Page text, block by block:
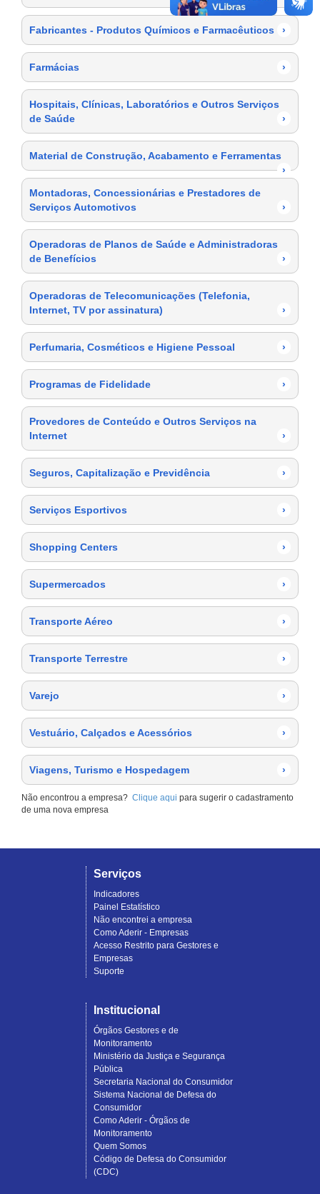
Fabricantes - Produtos Químicos e Farmacêuticos ›
Farmácias ›
Hospitais, Clínicas, Laboratórios e Outros Serviços
de Saúde
›
Material de Construção, Acabamento e Ferramentas
›
Montadoras, Concessionárias e Prestadores de
Serviços Automotivos
›
Operadoras de Planos de Saúde e Administradoras
de Benefícios
›
Operadoras de Telecomunicações (Telefonia,
Internet, TV por assinatura)
›
Perfumaria, Cosméticos e Higiene Pessoal ›
Programas de Fidelidade ›
Provedores de Conteúdo e Outros Serviços na
Internet
›
Seguros, Capitalização e Previdência ›
Serviços Esportivos ›
Shopping Centers ›
Supermercados ›
Transporte Aéreo ›
Transporte Terrestre ›
Varejo ›
Vestuário, Calçados e Acessórios ›
Viagens, Turismo e Hospedagem ›
Não encontrou a empresa? Clique aqui para sugerir o cadastramento
de uma nova empresa
Serviços
Indicadores
Painel Estatístico
Não encontrei a empresa
Como Aderir - Empresas
Acesso Restrito para Gestores e
Empresas
Suporte
Institucional
Órgãos Gestores e de
Monitoramento
Ministério da Justiça e Segurança
Pública
Secretaria Nacional do Consumidor
Sistema Nacional de Defesa do
Consumidor
Como Aderir - Órgãos de
Monitoramento
Quem Somos
Código de Defesa do Consumidor
(CDC)